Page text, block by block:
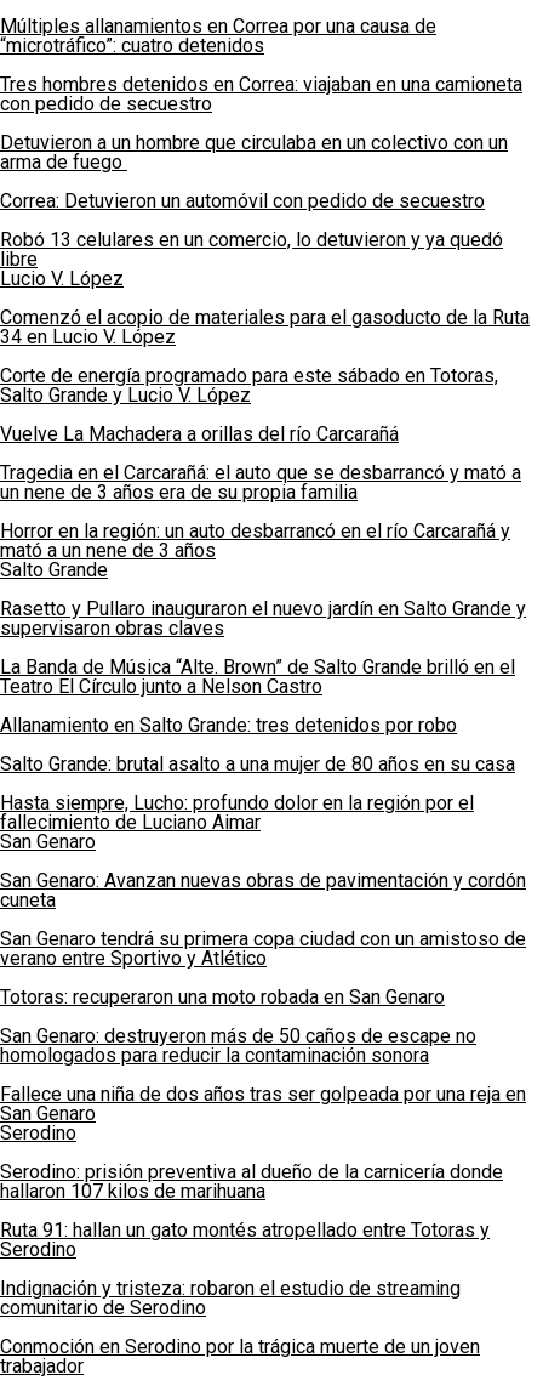
Múltiples allanamientos en Correa por una causa de
“microtráfico”: cuatro detenidos
Tres hombres detenidos en Correa: viajaban en una camioneta
con pedido de secuestro
Detuvieron a un hombre que circulaba en un colectivo con un
arma de fuego
Correa: Detuvieron un automóvil con pedido de secuestro
Robó 13 celulares en un comercio, lo detuvieron y ya quedó
libre
Lucio V. López
Comenzó el acopio de materiales para el gasoducto de la Ruta
34 en Lucio V. López
Corte de energía programado para este sábado en Totoras,
Salto Grande y Lucio V. López
Vuelve La Machadera a orillas del río Carcarañá
Tragedia en el Carcarañá: el auto que se desbarrancó y mató a
un nene de 3 años era de su propia familia
Horror en la región: un auto desbarrancó en el río Carcarañá y
mató a un nene de 3 años
Salto Grande
Rasetto y Pullaro inauguraron el nuevo jardín en Salto Grande y
supervisaron obras claves
La Banda de Música “Alte. Brown” de Salto Grande brilló en el
Teatro El Círculo junto a Nelson Castro
Allanamiento en Salto Grande: tres detenidos por robo
Salto Grande: brutal asalto a una mujer de 80 años en su casa
Hasta siempre, Lucho: profundo dolor en la región por el
fallecimiento de Luciano Aimar
San Genaro
San Genaro: Avanzan nuevas obras de pavimentación y cordón
cuneta
San Genaro tendrá su primera copa ciudad con un amistoso de
verano entre Sportivo y Atlético
Totoras: recuperaron una moto robada en San Genaro
San Genaro: destruyeron más de 50 caños de escape no
homologados para reducir la contaminación sonora
Fallece una niña de dos años tras ser golpeada por una reja en
San Genaro
Serodino
Serodino: prisión preventiva al dueño de la carnicería donde
hallaron 107 kilos de marihuana
Ruta 91: hallan un gato montés atropellado entre Totoras y
Serodino
Indignación y tristeza: robaron el estudio de streaming
comunitario de Serodino
Conmoción en Serodino por la trágica muerte de un joven
trabajador